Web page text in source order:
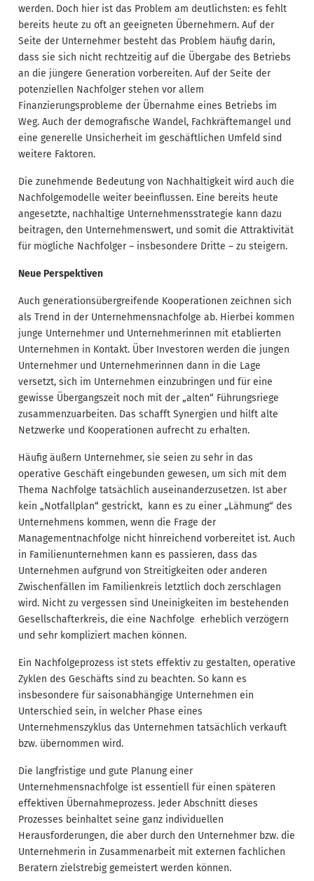
werden. Doch hier ist das Problem am deutlichsten: es fehlt
bereits heute zu oft an geeigneten Übernehmern. Auf der
Seite der Unternehmer besteht das Problem häufig darin,
dass sie sich nicht rechtzeitig auf die Übergabe des Betriebs
an die jüngere Generation vorbereiten. Auf der Seite der
potenziellen Nachfolger stehen vor allem
Finanzierungsprobleme der Übernahme eines Betriebs im
Weg. Auch der demografische Wandel, Fachkräftemangel und
eine generelle Unsicherheit im geschäftlichen Umfeld sind
weitere Faktoren.
Die zunehmende Bedeutung von Nachhaltigkeit wird auch die
Nachfolgemodelle weiter beeinflussen. Eine bereits heute
angesetzte, nachhaltige Unternehmensstrategie kann dazu
beitragen, den Unternehmenswert, und somit die Attraktivität
für mögliche Nachfolger – insbesondere Dritte – zu steigern.
Neue Perspektiven
Auch generationsübergreifende Kooperationen zeichnen sich
als Trend in der Unternehmensnachfolge ab. Hierbei kommen
junge Unternehmer und Unternehmerinnen mit etablierten
Unternehmen in Kontakt. Über Investoren werden die jungen
Unternehmer und Unternehmerinnen dann in die Lage
versetzt, sich im Unternehmen einzubringen und für eine
gewisse Übergangszeit noch mit der „alten“ Führungsriege
zusammenzuarbeiten. Das schafft Synergien und hilft alte
Netzwerke und Kooperationen aufrecht zu erhalten.
Häufig äußern Unternehmer, sie seien zu sehr in das
operative Geschäft eingebunden gewesen, um sich mit dem
Thema Nachfolge tatsächlich auseinanderzusetzen. Ist aber
kein „Notfallplan“ gestrickt, kann es zu einer „Lähmung“ des
Unternehmens kommen, wenn die Frage der
Managementnachfolge nicht hinreichend vorbereitet ist. Auch
in Familienunternehmen kann es passieren, dass das
Unternehmen aufgrund von Streitigkeiten oder anderen
Zwischenfällen im Familienkreis letztlich doch zerschlagen
wird. Nicht zu vergessen sind Uneinigkeiten im bestehenden
Gesellschafterkreis, die eine Nachfolge erheblich verzögern
und sehr kompliziert machen können.
Ein Nachfolgeprozess ist stets effektiv zu gestalten, operative
Zyklen des Geschäfts sind zu beachten. So kann es
insbesondere für saisonabhängige Unternehmen ein
Unterschied sein, in welcher Phase eines
Unternehmenszyklus das Unternehmen tatsächlich verkauft
bzw. übernommen wird.
Die langfristige und gute Planung einer
Unternehmensnachfolge ist essentiell für einen späteren
effektiven Übernahmeprozess. Jeder Abschnitt dieses
Prozesses beinhaltet seine ganz individuellen
Herausforderungen, die aber durch den Unternehmer bzw. die
Unternehmerin in Zusammenarbeit mit externen fachlichen
Beratern zielstrebig gemeistert werden können.